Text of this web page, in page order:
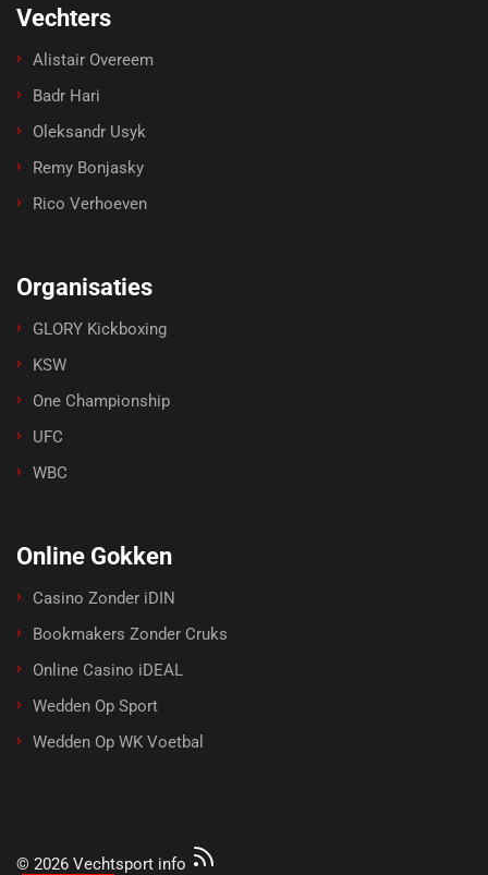
Vechters
Alistair Overeem
Badr Hari
Oleksandr Usyk
Remy Bonjasky
Rico Verhoeven
Organisaties
GLORY Kickboxing
KSW
One Championship
UFC
WBC
Online Gokken
Casino Zonder iDIN
Bookmakers Zonder Cruks
Online Casino iDEAL
Wedden Op Sport
Wedden Op WK Voetbal
© 2026 Vechtsport info